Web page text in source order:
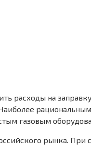
расходы на
газовым
рынка. При